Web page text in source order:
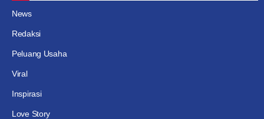
News
Redaksi
Peluang Usaha
Viral
Inspirasi
Love Story